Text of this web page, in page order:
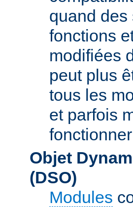
quand des
fonctions
modifiées
peut plus
tous les
et parfois
Objet
(DSO)
Modules